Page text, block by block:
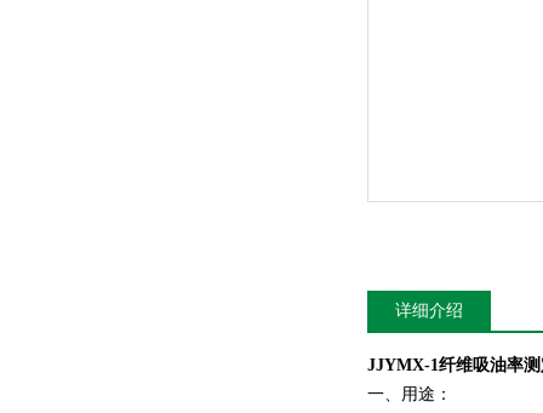
详细介绍
JJYMX-1纤维吸油率
一、用途：